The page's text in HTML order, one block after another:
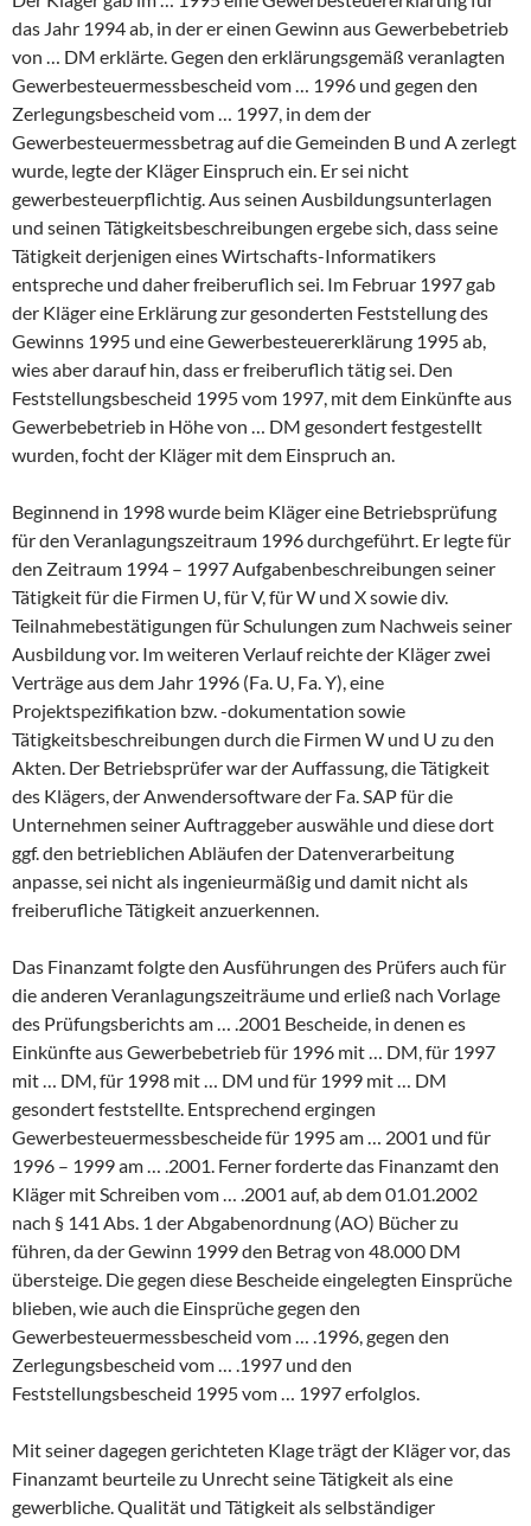
das Jahr 1994 ab, in der er einen Gewinn aus Gewerbebetrieb
von … DM erklärte. Gegen den erklärungsgemäß veranlagten
Gewerbesteuermessbescheid vom … 1996 und gegen den
Zerlegungsbescheid vom … 1997, in dem der
Gewerbesteuermessbetrag auf die Gemeinden B und A zerlegt
wurde, legte der Kläger Einspruch ein. Er sei nicht
gewerbesteuerpflichtig. Aus seinen Ausbildungsunterlagen
und seinen Tätigkeitsbeschreibungen ergebe sich, dass seine
Tätigkeit derjenigen eines Wirtschafts-Informatikers
entspreche und daher freiberuflich sei. Im Februar 1997 gab
der Kläger eine Erklärung zur gesonderten Feststellung des
Gewinns 1995 und eine Gewerbesteuererklärung 1995 ab,
wies aber darauf hin, dass er freiberuflich tätig sei. Den
Feststellungsbescheid 1995 vom 1997, mit dem Einkünfte aus
Gewerbebetrieb in Höhe von … DM gesondert festgestellt
wurden, focht der Kläger mit dem Einspruch an.
Beginnend in 1998 wurde beim Kläger eine Betriebsprüfung
für den Veranlagungszeitraum 1996 durchgeführt. Er legte für
den Zeitraum 1994 – 1997 Aufgabenbeschreibungen seiner
Tätigkeit für die Firmen U, für V, für W und X sowie div.
Teilnahmebestätigungen für Schulungen zum Nachweis seiner
Ausbildung vor. Im weiteren Verlauf reichte der Kläger zwei
Verträge aus dem Jahr 1996 (Fa. U, Fa. Y), eine
Projektspezifikation bzw. -dokumentation sowie
Tätigkeitsbeschreibungen durch die Firmen W und U zu den
Akten. Der Betriebsprüfer war der Auffassung, die Tätigkeit
des Klägers, der Anwendersoftware der Fa. SAP für die
Unternehmen seiner Auftraggeber auswähle und diese dort
ggf. den betrieblichen Abläufen der Datenverarbeitung
anpasse, sei nicht als ingenieurmäßig und damit nicht als
freiberufliche Tätigkeit anzuerkennen.
Das Finanzamt folgte den Ausführungen des Prüfers auch für
die anderen Veranlagungszeiträume und erließ nach Vorlage
des Prüfungsberichts am … .2001 Bescheide, in denen es
Einkünfte aus Gewerbebetrieb für 1996 mit … DM, für 1997
mit … DM, für 1998 mit … DM und für 1999 mit … DM
gesondert feststellte. Entsprechend ergingen
Gewerbesteuermessbescheide für 1995 am … 2001 und für
1996 – 1999 am … .2001. Ferner forderte das Finanzamt den
Kläger mit Schreiben vom … .2001 auf, ab dem 01.01.2002
nach § 141 Abs. 1 der Abgabenordnung (AO) Bücher zu
führen, da der Gewinn 1999 den Betrag von 48.000 DM
übersteige. Die gegen diese Bescheide eingelegten Einsprüche
blieben, wie auch die Einsprüche gegen den
Gewerbesteuermessbescheid vom … .1996, gegen den
Zerlegungsbescheid vom … .1997 und den
Feststellungsbescheid 1995 vom … 1997 erfolglos.
Mit seiner dagegen gerichteten Klage trägt der Kläger vor, das
Finanzamt beurteile zu Unrecht seine Tätigkeit als eine
gewerbliche. Qualität und Tätigkeit als selbständiger